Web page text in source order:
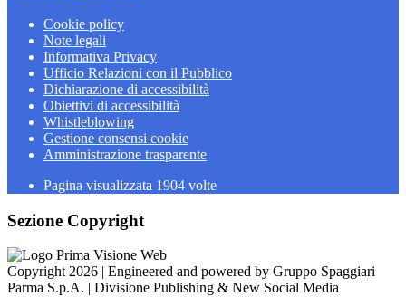
Cookie policy
Note legali
Informativa Privacy
Ufficio Relazioni con il Pubblico
Dichiarazione di accessibilità
Obiettivi di accessibilità
Whistleblowing
Gestione consensi cookie
Amministrazione trasparente
Pagina visualizzata 1904 volte
Sezione Copyright
Copyright 2026 | Engineered and powered by Gruppo Spaggiari
Parma S.p.A. | Divisione Publishing & New Social Media